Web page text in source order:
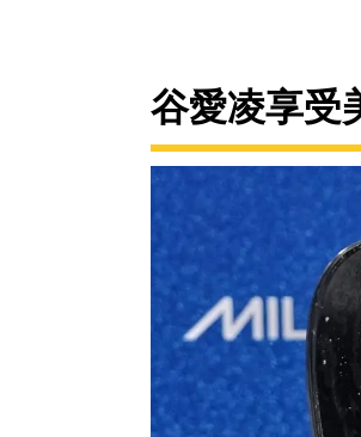
谷愛凌享受